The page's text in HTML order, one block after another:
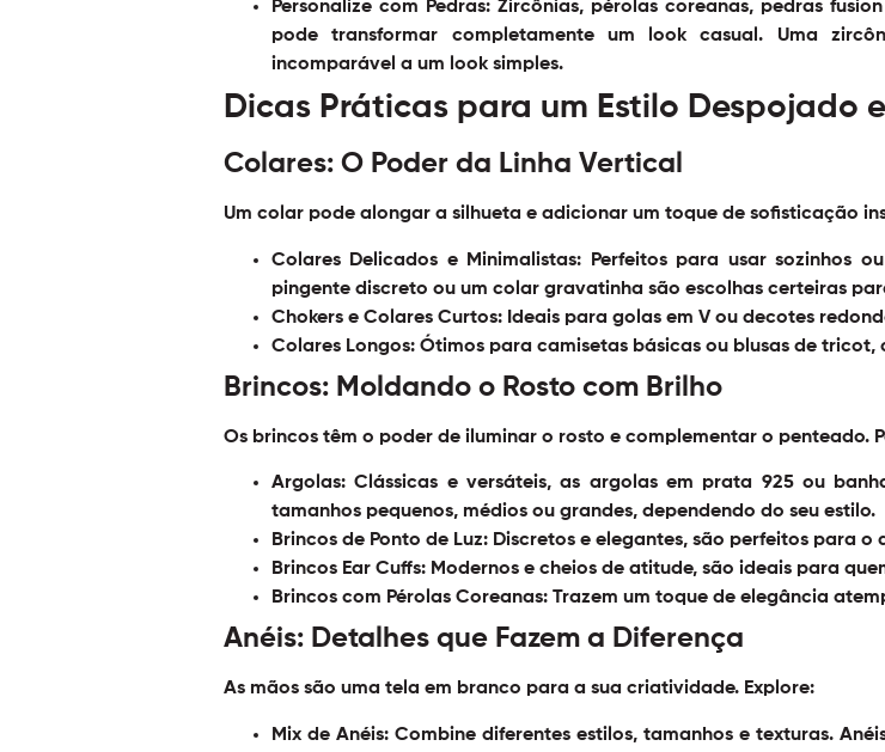
Personalize com Pedras:Zircônias, pérolas coreanas, pedras
pode transformar completamente um look casual. Uma
incomparável a um look simples.
Dicas Práticas para um Estilo Despojado
Colares: O Poder da Linha Vertical
Um colar pode alongar a silhueta e adicionar um toque de sofisticação
Colares Delicados e Minimalistas: Perfeitos para usar sozinhos
pingente discreto ou um colar gravatinha são escolhas certeiras
Chokers e Colares Curtos: Ideais para golas em V ou decotes
Colares Longos: Ótimos para camisetas básicas ou blusas de
Brincos: Moldando o Rosto com Brilho
Os brincos têm o poder de iluminar o rosto e complementar o penteado.
Argolas: Clássicas e versáteis, as argolas em prata 925 ou
tamanhos pequenos, médios ou grandes, dependendo do seu estilo.
Brincos de Ponto de Luz: Discretos e elegantes, são perfeitos para
Brincos Ear Cuffs: Modernos e cheios de atitude, são ideais para
Brincos com Pérolas Coreanas: Trazem um toque de elegância
Anéis: Detalhes que Fazem a Diferença
As mãos são uma tela em branco para a sua criatividade. Explore:
Mix de Anéis: Combine diferentes estilos, tamanhos e texturas.